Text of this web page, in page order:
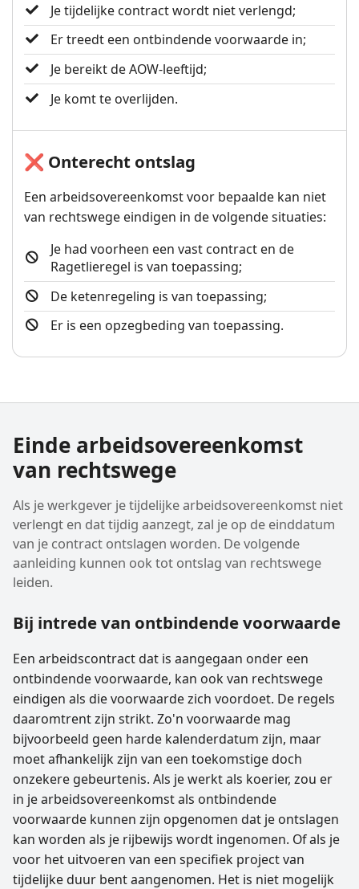
Je tijdelijke contract wordt niet verlengd;
Er treedt een ontbindende voorwaarde in;
Je bereikt de AOW-leeftijd;
Je komt te overlijden.
❌ Onterecht ontslag
Een arbeidsovereenkomst voor bepaalde kan niet
van rechtswege eindigen in de volgende situaties:
Je had voorheen een vast contract en de
Ragetlieregel is van toepassing;
De ketenregeling is van toepassing;
Er is een opzegbeding van toepassing.
Einde arbeidsovereenkomst
van rechtswege
Als je werkgever je tijdelijke arbeidsovereenkomst niet
verlengt en dat tijdig aanzegt, zal je op de einddatum
van je contract ontslagen worden. De volgende
aanleiding kunnen ook tot ontslag van rechtswege
leiden.
Bij intrede van ontbindende voorwaarde
Een arbeidscontract dat is aangegaan onder een
ontbindende voorwaarde, kan ook van rechtswege
eindigen als die voorwaarde zich voordoet. De regels
daaromtrent zijn strikt. Zo'n voorwaarde mag
bijvoorbeeld geen harde kalenderdatum zijn, maar
moet afhankelijk zijn van een toekomstige doch
onzekere gebeurtenis. Als je werkt als koerier, zou er
in je arbeidsovereenkomst als ontbindende
voorwaarde kunnen zijn opgenomen dat je ontslagen
kan worden als je rijbewijs wordt ingenomen. Of als je
voor het uitvoeren van een specifiek project van
tijdelijke duur bent aangenomen. Het is niet mogelijk